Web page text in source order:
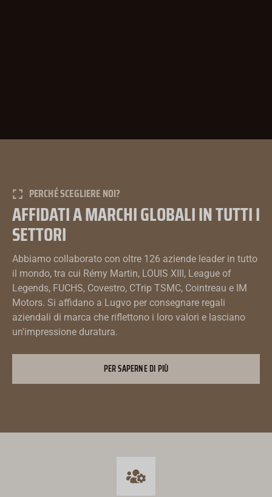
PERCHÉ SCEGLIERE NOI?
AFFIDATI A MARCHI GLOBALI IN TUTTI I
SETTORI
Abbiamo collaborato con oltre 126 aziende leader in tutto
il mondo, tra cui Rémy Martin, LOUIS XIII, League of
Legends, FUCHS, Covestro, CTrip TSMC, Cointreau e IM
Motors. Si affidano a Lugvo per consegnare regali
aziendali di marca che riflettono i loro valori e lasciano
un'impressione duratura.
PER SAPERNE DI PIÙ